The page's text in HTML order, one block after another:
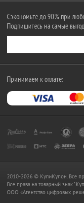
Сэкономьте до 90% при
Подпишитесь на самые
Принимаем к оплате:
2010-2026 © КупиКупон. Все
Все права на товарный знак
OOO «Агентство цифровых